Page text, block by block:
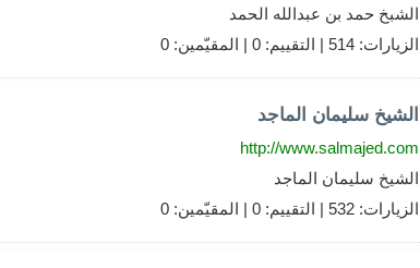
الشبخ حمد بن عبدالله الحمد
الزيارات: 514 | التقييم: 0 | المقيّمين: 0
الشيخ سليمان الماجد
http://www.salmajed.com
الشيخ سليمان الماجد
الزيارات: 532 | التقييم: 0 | المقيّمين: 0